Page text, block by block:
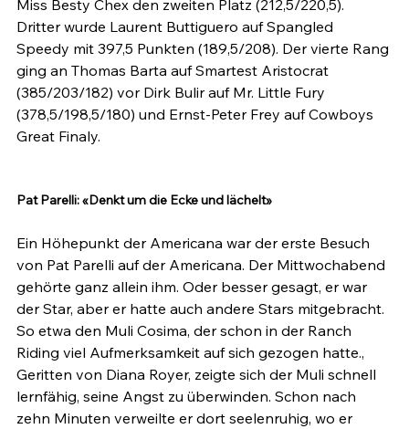
Miss Besty Chex den zweiten Platz (212,5/220,5).
Dritter wurde Laurent Buttiguero auf Spangled
Speedy mit 397,5 Punkten (189,5/208). Der vierte Rang
ging an Thomas Barta auf Smartest Aristocrat
(385/203/182) vor Dirk Bulir auf Mr. Little Fury
(378,5/198,5/180) und Ernst-Peter Frey auf Cowboys
Great Finaly.
Pat Parelli: «Denkt um die Ecke und lächelt»
Ein Höhepunkt der Americana war der erste Besuch
von Pat Parelli auf der Americana. Der Mittwochabend
gehörte ganz allein ihm. Oder besser gesagt, er war
der Star, aber er hatte auch andere Stars mitgebracht.
So etwa den Muli Cosima, der schon in der Ranch
Riding viel Aufmerksamkeit auf sich gezogen hatte.,
Geritten von Diana Royer, zeigte sich der Muli schnell
lernfähig, seine Angst zu überwinden. Schon nach
zehn Minuten verweilte er dort seelenruhig, wo er